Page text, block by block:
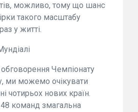
можливо, тому що шанс
такого масштабу
у житті.
Чемпіонату
ми можемо очікувати
чотирьох нових країн.
команд змагальна